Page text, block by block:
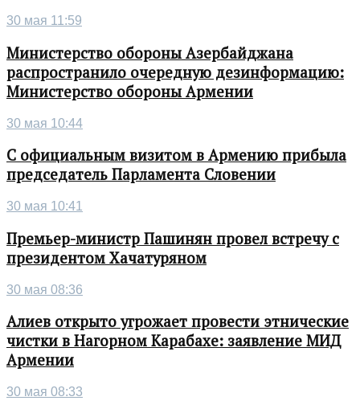
30 мая 11:59
Министерство обороны Азербайджана
распространило очередную дезинформацию:
Министерство обороны Армении
30 мая 10:44
С официальным визитом в Армению прибыла
председатель Парламента Словении
30 мая 10:41
Премьер-министр Пашинян провел встречу с
президентом Хачатуряном
30 мая 08:36
Алиев открыто угрожает провести этнические
чистки в Нагорном Карабахе: заявление МИД
Армении
30 мая 08:33